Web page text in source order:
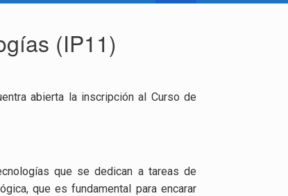
(IP11)
abierta la inscripción al Curso de
que se dedican a tareas de
que es fundamental para encarar